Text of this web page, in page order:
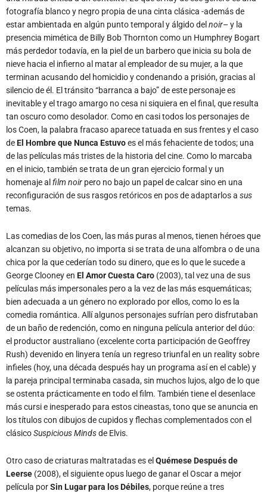
fotografía blanco y negro propia de una cinta clásica -además de
estar ambientada en algún punto temporal y álgido del noir– y la
presencia mimética de Billy Bob Thornton como un Humphrey Bogart
más perdedor todavía, en la piel de un barbero que inicia su bola de
nieve hacia el infierno al matar al empleador de su mujer, a la que
terminan acusando del homicidio y condenando a prisión, gracias al
silencio de él. El tránsito “barranca a bajo” de este personaje es
inevitable y el trago amargo no cesa ni siquiera en el final, que resulta
tan oscuro como desolador. Como en casi todos los personajes de
los Coen, la palabra fracaso aparece tatuada en sus frentes y el caso
deEl Hombre que Nunca Estuvoes el más fehaciente de todos; una
de las películas más tristes de la historia del cine. Como lo marcaba
en el inicio, también se trata de un gran ejercicio formal y un
homenaje al film noir pero no bajo un papel de calcar sino en una
reconfiguración de sus rasgos retóricos en pos de adaptarlos a sus
temas.
Las comedias de los Coen, las más puras al menos, tienen héroes que
alcanzan su objetivo, no importa si se trata de una alfombra o de una
chica por la que cederían todo su dinero, que es lo que le sucede a
George Clooney en El Amor Cuesta Caro (2003), tal vez una de sus
películas más impersonales pero a la vez de las más esquemáticas;
bien adecuada a un género no explorado por ellos, como lo es la
comedia romántica. Allí algunos personajes sufrían pero disfrutaban
de un baño de redención, como en ninguna película anterior del dúo:
el productor australiano (excelente corta participación de Geoffrey
Rush) devenido en linyera tenía un regreso triunfal en un reality sobre
infieles (hoy, una década después hay un programa así en el cable) y
la pareja principal terminaba casada, sin muchos lujos, algo de lo que
se ostenta prácticamente en todo el film. También tiene el desenlace
más cursi e inesperado para estos cineastas, tono que se anuncia en
los títulos con dibujos de cupidos y flechas complementados con el
clásicoSuspicious Mindsde Elvis.
Otro caso de criaturas maltratadas es el Quémese Después de
Leerse (2008), el siguiente opus luego de ganar el Oscar a mejor
película porSin Lugar para los Débiles, porque reúne a tres